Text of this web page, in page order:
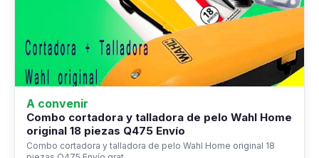
A convenir
Combo cortadora y talladora de pelo Wahl Home
original 18 piezas Q475 Envío
Combo cortadora y talladora de pelo Wahl Home original 18